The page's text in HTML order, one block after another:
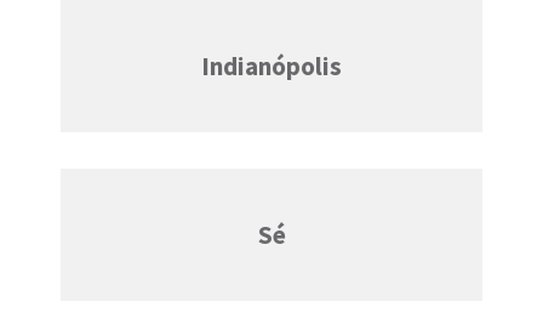
Indianópolis
Sé